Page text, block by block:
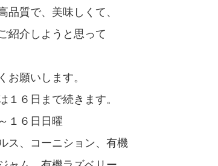
品質で、美味しくて、
紹介しようと思って
お願いします。
１６日まで続きます。
１６日日曜
ス、コーニション、有機